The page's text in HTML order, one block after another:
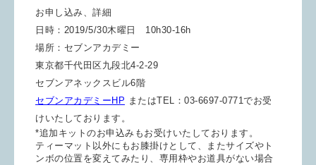
お申し込み、詳細
日時：2019/5/30木曜日 10h30-16h
場所：セブンアカデミー
東京都千代田区九段北4-2-29
セブンアネックスビル6階
セブンアカデミーHP またはTEL：03-6697-0771でお受
けいたしております。
*追加キットのお申込みもお受けいたしております。
ティーマット以外にもお膝掛けとして、またサイズやト
ンボの位置を変えてみたり、専用枠やお道具がない場合